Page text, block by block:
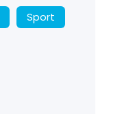
Sport